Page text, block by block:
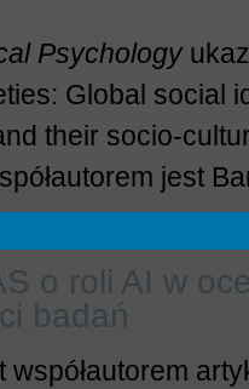
Psychology
Global social
their socio-
jest
o roli AI w
badań
współautorem